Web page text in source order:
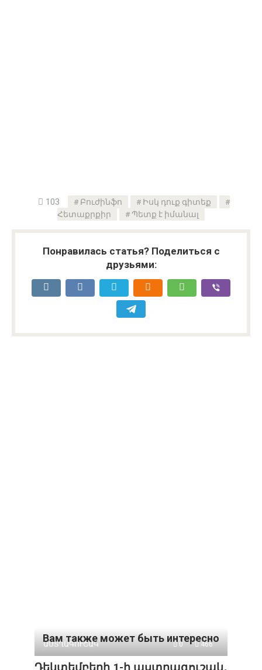
103 Բուժինֆո
Իսկ դուք գիտեք
Հետաքրքիր
Պետք է իմանալ
Понравилась статья? Поделиться с
друзьями:
Вам также может быть интересно
ԱՍՏՂԱԳՈՒՇԱԿ 0 466
Դեկտեմբերի 1-ի աստղագուշակ․